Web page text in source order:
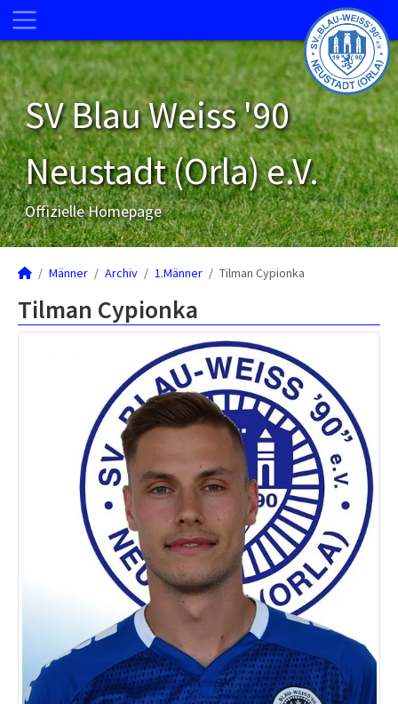
SV Blau Weiss '90
Neustadt (Orla) e.V.
Offizielle Homepage
Männer Archiv 1.Männer Tilman Cypionka
Tilman Cypionka